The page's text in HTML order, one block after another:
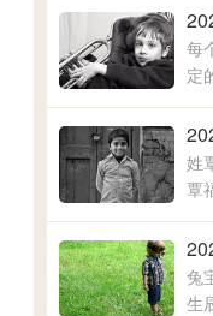
霖
沐
馨
每
定
取
的
的
名
母
求
姓
覃
秀
覃
淇
覃
兔
生